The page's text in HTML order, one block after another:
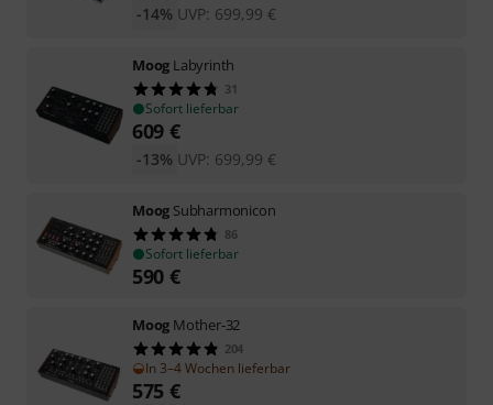
UVP: 699,99 €
-14%
Moog Labyrinth
31
Sofort lieferbar
609 €
UVP: 699,99 €
-13%
Moog Subharmonicon
86
Sofort lieferbar
590 €
Moog Mother-32
204
In 3–4 Wochen lieferbar
575 €